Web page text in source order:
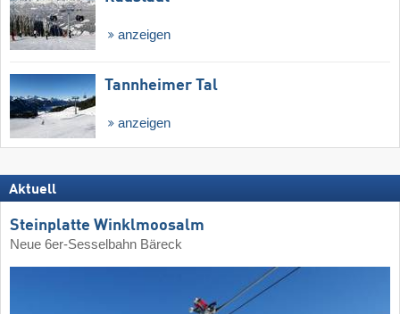
anzeigen
Tannheimer Tal
anzeigen
Aktuell
Steinplatte Winklmoosalm
Neue 6er-Sesselbahn Bäreck